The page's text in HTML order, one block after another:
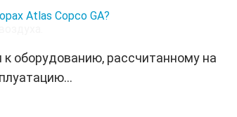
Atlas Copco GA?
оборудованию, рассчитанному на